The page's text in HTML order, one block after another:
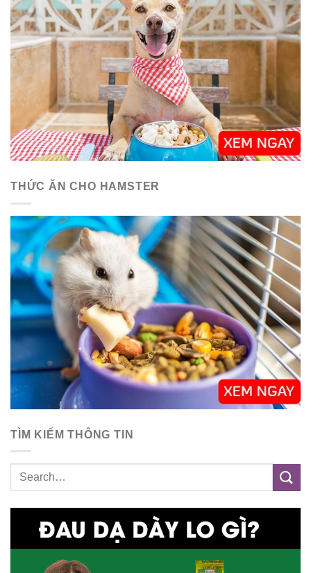
THỨC ĂN CHO HAMSTER
TÌM KIẾM THÔNG TIN